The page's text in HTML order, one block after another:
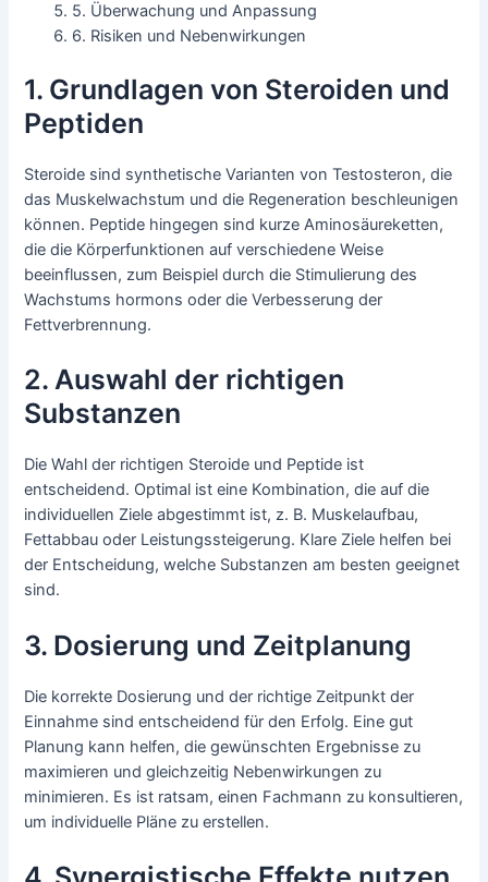
5. Überwachung und Anpassung
6. Risiken und Nebenwirkungen
1. Grundlagen von Steroiden und
Peptiden
Steroide sind synthetische Varianten von Testosteron, die
das Muskelwachstum und die Regeneration beschleunigen
können. Peptide hingegen sind kurze Aminosäureketten,
die die Körperfunktionen auf verschiedene Weise
beeinflussen, zum Beispiel durch die Stimulierung des
Wachstums hormons oder die Verbesserung der
Fettverbrennung.
2. Auswahl der richtigen
Substanzen
Die Wahl der richtigen Steroide und Peptide ist
entscheidend. Optimal ist eine Kombination, die auf die
individuellen Ziele abgestimmt ist, z. B. Muskelaufbau,
Fettabbau oder Leistungssteigerung. Klare Ziele helfen bei
der Entscheidung, welche Substanzen am besten geeignet
sind.
3. Dosierung und Zeitplanung
Die korrekte Dosierung und der richtige Zeitpunkt der
Einnahme sind entscheidend für den Erfolg. Eine gut
Planung kann helfen, die gewünschten Ergebnisse zu
maximieren und gleichzeitig Nebenwirkungen zu
minimieren. Es ist ratsam, einen Fachmann zu konsultieren,
um individuelle Pläne zu erstellen.